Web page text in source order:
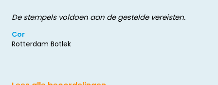
De stempels voldoen aan de gestelde vereisten.
Cor
Rotterdam Botlek